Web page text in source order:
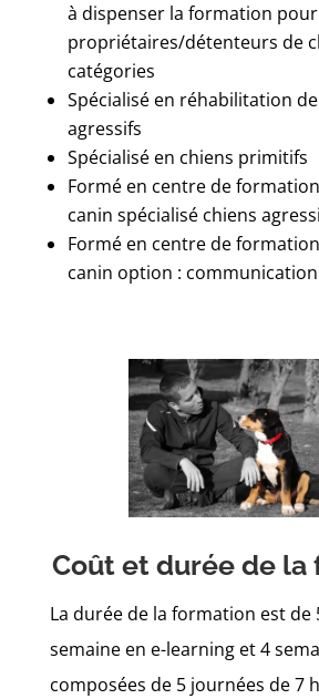
à dispenser la formation
propriétaires/détenteurs de
catégories
Spécialisé en réhabilitation
agressifs
Spécialisé en chiens primitifs
Formé en centre de
canin spécialisé chiens
Formé en centre de
canin option :
Coût et durée de la
La durée de la formation est de
semaine en e-learning et 4
composées de 5 journées de 7